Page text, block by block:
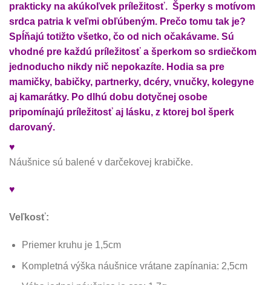
prakticky na akúkoľvek príležitosť. Šperky s motívom
srdca patria k veľmi obľúbeným. Prečo tomu tak je?
Spĺňajú totižto všetko, čo od nich očakávame. Sú
vhodné pre každú príležitosť a šperkom so srdiečkom
jednoducho nikdy nič nepokazíte. Hodia sa pre
mamičky, babičky, partnerky, dcéry, vnučky, kolegyne
aj kamarátky. Po dlhú dobu dotyčnej osobe
pripomínajú príležitosť aj lásku, z ktorej bol šperk
darovaný.
♥
Náušnice sú balené v darčekovej krabičke.
♥
Veľkosť:
Priemer kruhu je 1,5cm
Kompletná výška náušnice vrátane zapínania: 2,5cm